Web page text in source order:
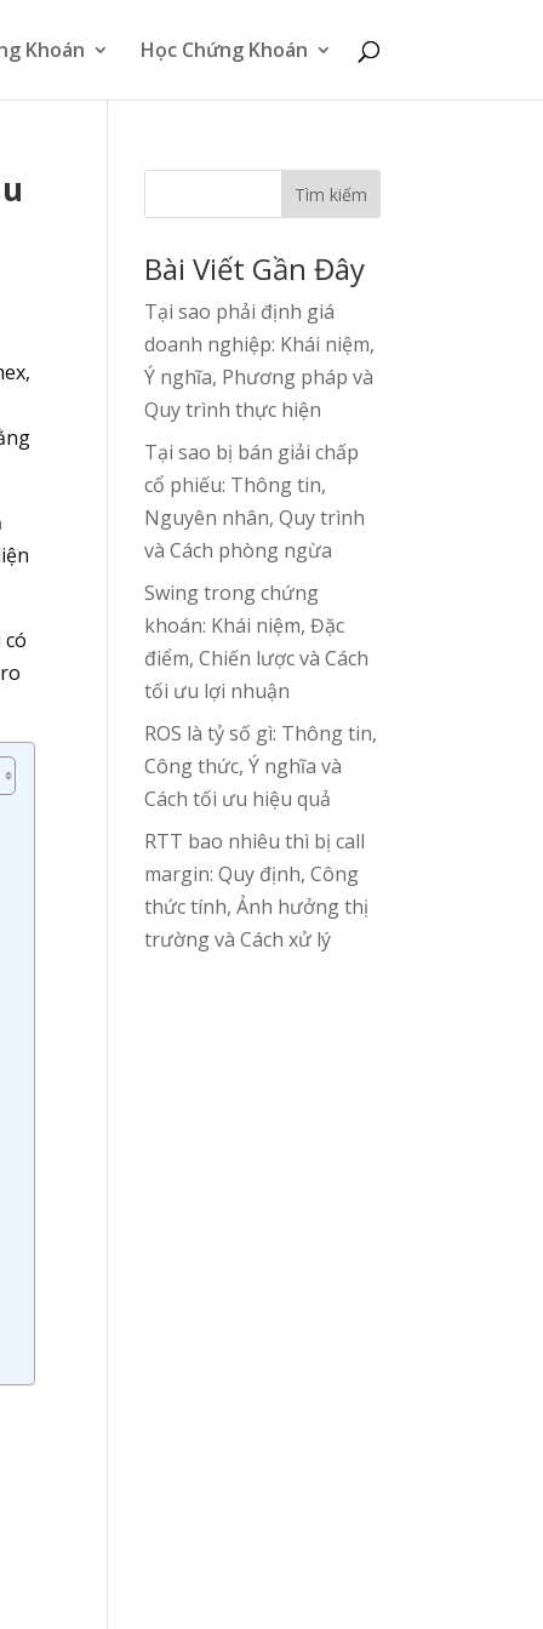
Khoán Học Chứng Khoán
Tìm kiếm
Bài Viết Gần Đây
Tại sao phải định giá
doanh nghiệp: Khái niệm,
Ý nghĩa, Phương pháp và
Quy trình thực hiện
Tại sao bị bán giải chấp
cổ phiếu: Thông tin,
Nguyên nhân, Quy trình
và Cách phòng ngừa
Swing trong chứng
khoán: Khái niệm, Đặc
điểm, Chiến lược và Cách
tối ưu lợi nhuận
ROS là tỷ số gì: Thông tin,
Công thức, Ý nghĩa và
Cách tối ưu hiệu quả
RTT bao nhiêu thì bị call
margin: Quy định, Công
thức tính, Ảnh hưởng thị
trường và Cách xử lý